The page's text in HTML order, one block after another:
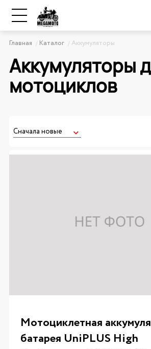
Главная Каталог Аккумуляторы
Аккумуляторы
мотоциклов
Мотоциклетная
батарея UniPLUS High